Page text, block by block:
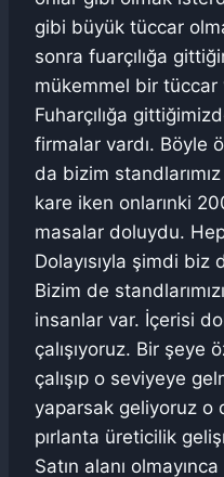
gibi büyük tüccar
sonra fuarçılığa
mükemmel bir tüccar
Fuharçılığa
firmalar vardı. Böyle
da bizim
kare iken onlarınki
masalar doluydu.
Dolayısıyla şimdi biz
Bizim de
insanlar var. İçerisi
çalışıyoruz. Bir şeye
çalışıp o seviyeye
yaparsak geliyoruz o
pırlanta üreticilik
Satın alanı